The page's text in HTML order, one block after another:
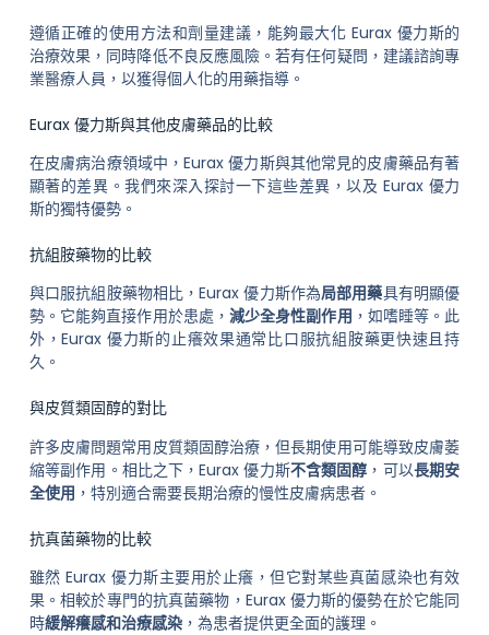
遵循正確的使用方法和劑量建議，能夠最大化 Eurax 優力斯的
治療效果，同時降低不良反應風險。若有任何疑問，建議諮詢專
業醫療人員，以獲得個人化的用藥指導。
Eurax 優力斯與其他皮膚藥品的比較
在皮膚病治療領域中，Eurax 優力斯與其他常見的皮膚藥品有著
顯著的差異。我們來深入探討一下這些差異，以及 Eurax 優力
斯的獨特優勢。
抗組胺藥物的比較
與口服抗組胺藥物相比，Eurax 優力斯作為局部用藥具有明顯優
勢。它能夠直接作用於患處， 減少全身性副作用 ，如嗜睡等。此
外，Eurax 優力斯的止癢效果通常比口服抗組胺藥更快速且持
久。
與皮質類固醇的對比
許多皮膚問題常用皮質類固醇治療，但長期使用可能導致皮膚萎
縮等副作用。相比之下，Eurax 優力斯不含類固醇 ，可以長期安
全使用 ，特別適合需要長期治療的慢性皮膚病患者。
抗真菌藥物的比較
雖然 Eurax 優力斯主要用於止癢，但它對某些真菌感染也有效
果。相較於專門的抗真菌藥物，Eurax 優力斯的優勢在於它能同
時緩解癢感和治療感染，為患者提供更全面的護理。